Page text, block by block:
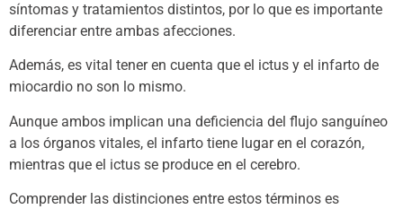
síntomas y tratamientos distintos, por lo que es importante
diferenciar entre ambas afecciones.
Además, es vital tener en cuenta que el ictus y el infarto de
miocardio no son lo mismo.
Aunque ambos implican una deficiencia del flujo sanguíneo
a los órganos vitales, el infarto tiene lugar en el corazón,
mientras que el ictus se produce en el cerebro.
Comprender las distinciones entre estos términos es